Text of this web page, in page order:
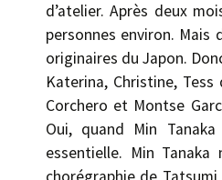
d’atelier. Après deux
personnes environ. Mais
originaires du Japon.
Katerina, Christine,
Corchero et Montse
Oui, quand Min
essentielle. Min